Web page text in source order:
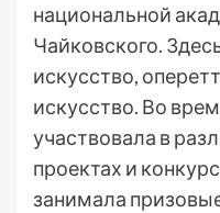
национальной
Чайковского.
искусство,
искусство. Во
участвовала в
проектах и
занимала